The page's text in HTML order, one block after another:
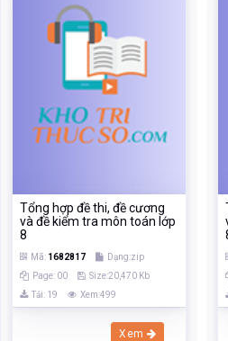
Tổng hợp đề thi, đề cương
và đề kiểm tra môn toán lớp
8
Mã: 1682817
Dạng:zip
Page: 00
Size:20,470 Kb
Tải: 19
Xem:499
Xem